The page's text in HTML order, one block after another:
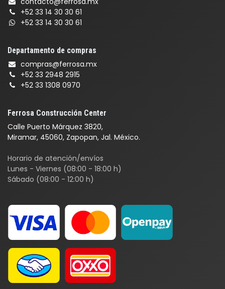
Ferrosa Construcción Center
Calle Puerto Márquez 3820,
Miramar, 45060, Zapopan, Jal. México.
Horario de atención/envíos
Lunes - Viernes (08:00 - 18:00 h)
Sábado (08:00 - 12:00 h)
+52 33 14 30 30 61
+52 33 14 30 30 61
Departamento de compras
compras@ferrosa.mx
+52 33 2948 2915
+52 33 1308 0970